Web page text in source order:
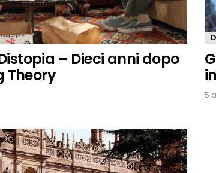
– Dieci anni dopo
Theory
5